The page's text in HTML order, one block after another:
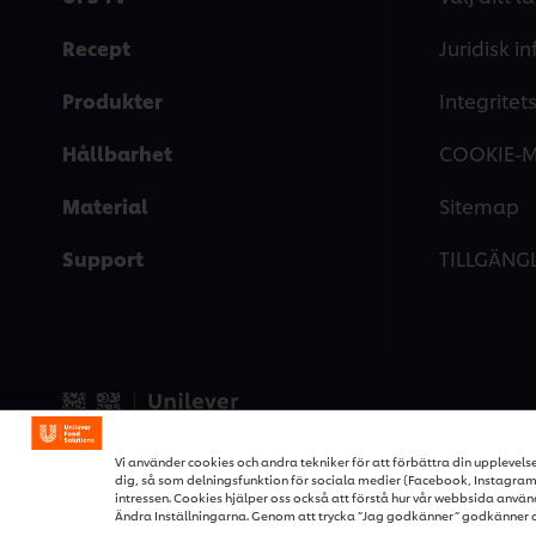
Recept
Produkter
Hållbarhet
Material
Support
Juridisk
COOKIE-
Sitemap
Vi använder cookies och andra tekniker för att förbättra din
dig, så som delningsfunktion för sociala medier (Facebook,
intressen. Cookies hjälper oss också att förstå hur vår webbsida
Ändra Inställningarna. Genom att trycka ”Jag godkänner” godkänner